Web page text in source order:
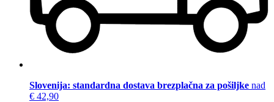
Slovenija: standardna dostava brezplačna za pošiljke nad
€ 42,90